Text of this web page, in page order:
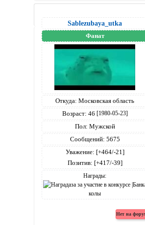
Sablezubaya_utka
Фанат
Откуда: Московская область
Возраст: 46 [1980-05-23]
Пол: Мужской
Сообщений: 5675
Уважение: [+464/-21]
Позитив: [+417/-39]
Награды: